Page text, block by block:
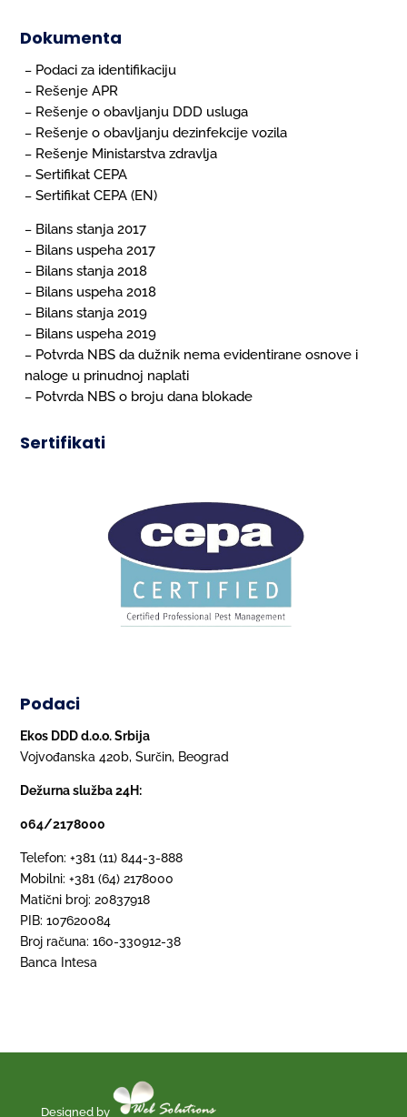
Dokumenta
– Podaci za identifikaciju
– Rešenje APR
– Rešenje o obavljanju DDD usluga
– Rešenje o obavljanju dezinfekcije vozila
– Rešenje Ministarstva zdravlja
–Sertifikat CEPA
–Sertifikat CEPA (EN)
– Bilans stanja 2017
– Bilans uspeha 2017
– Bilans stanja 2018
– Bilans uspeha 2018
– Bilans stanja 2019
– Bilans uspeha 2019
– Potvrda NBS da dužnik nema evidentirane osnove i
naloge u prinudnoj naplati
– Potvrda NBS o broju dana blokade
Sertifikati
Podaci
Ekos DDD d.o.o. Srbija
Vojvođanska 420b, Surčin, Beograd
Dežurna služba 24H:
064/2178000
Telefon: +381 (11) 844-3-888
Mobilni: +381 (64) 2178000
Matični broj: 20837918
PIB: 107620084
Broj računa: 160-330912-38
Banca Intesa
Designed by